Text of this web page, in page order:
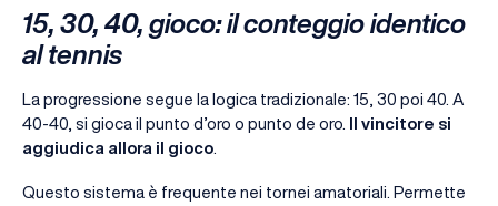
15, 30, 40, gioco: il conteggio identico
al tennis
La progressione segue la logica tradizionale: 15, 30 poi 40. A
40-40, si gioca il punto d’oro o punto de oro. Il vincitore si
aggiudica allora il gioco
Questo sistema è frequente nei tornei amatoriali. Permette